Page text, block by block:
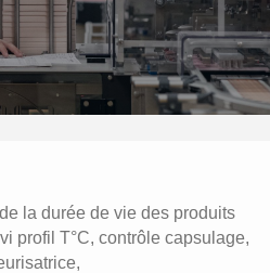
la durée de vie des produits
profil T°C, contrôle capsulage,